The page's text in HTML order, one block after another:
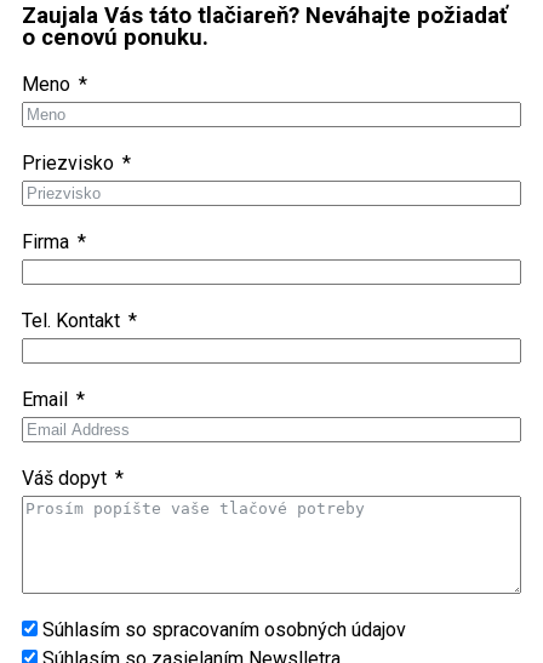
Zaujala Vás táto tlačiareň? Neváhajte požiadať
o cenovú ponuku.
Meno
Priezvisko
Firma
Tel. Kontakt
Email
Váš dopyt
Súhlasím so spracovaním osobných údajov
Súhlasím so zasielaním Newslletra